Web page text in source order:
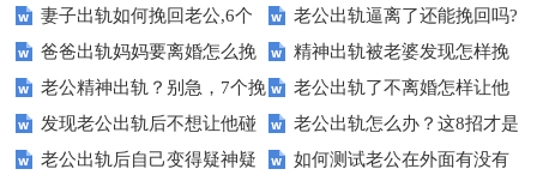
回她的心:7个大招
个狠招:够劲
妻子出轨如何挽回老公,6个
方法很重要
老公出轨逼离了还能挽回吗?
看你的做法
爸爸出轨妈妈要离婚怎么挽
回？7个建议
精神出轨被老婆发现怎样挽
回她:7招挽救
老公精神出轨？别急，7个挽
回他的心的小妙招
老公出轨了不离婚怎样让他
吸取教训?7个劲爆方法
发现老公出轨后不想让他碰
我 ,过不了心情那一关怎么办
老公出轨怎么办？这8招才是
聪明妻子的做法
老公出轨后自己变得疑神疑
如何测试老公在外面有没有